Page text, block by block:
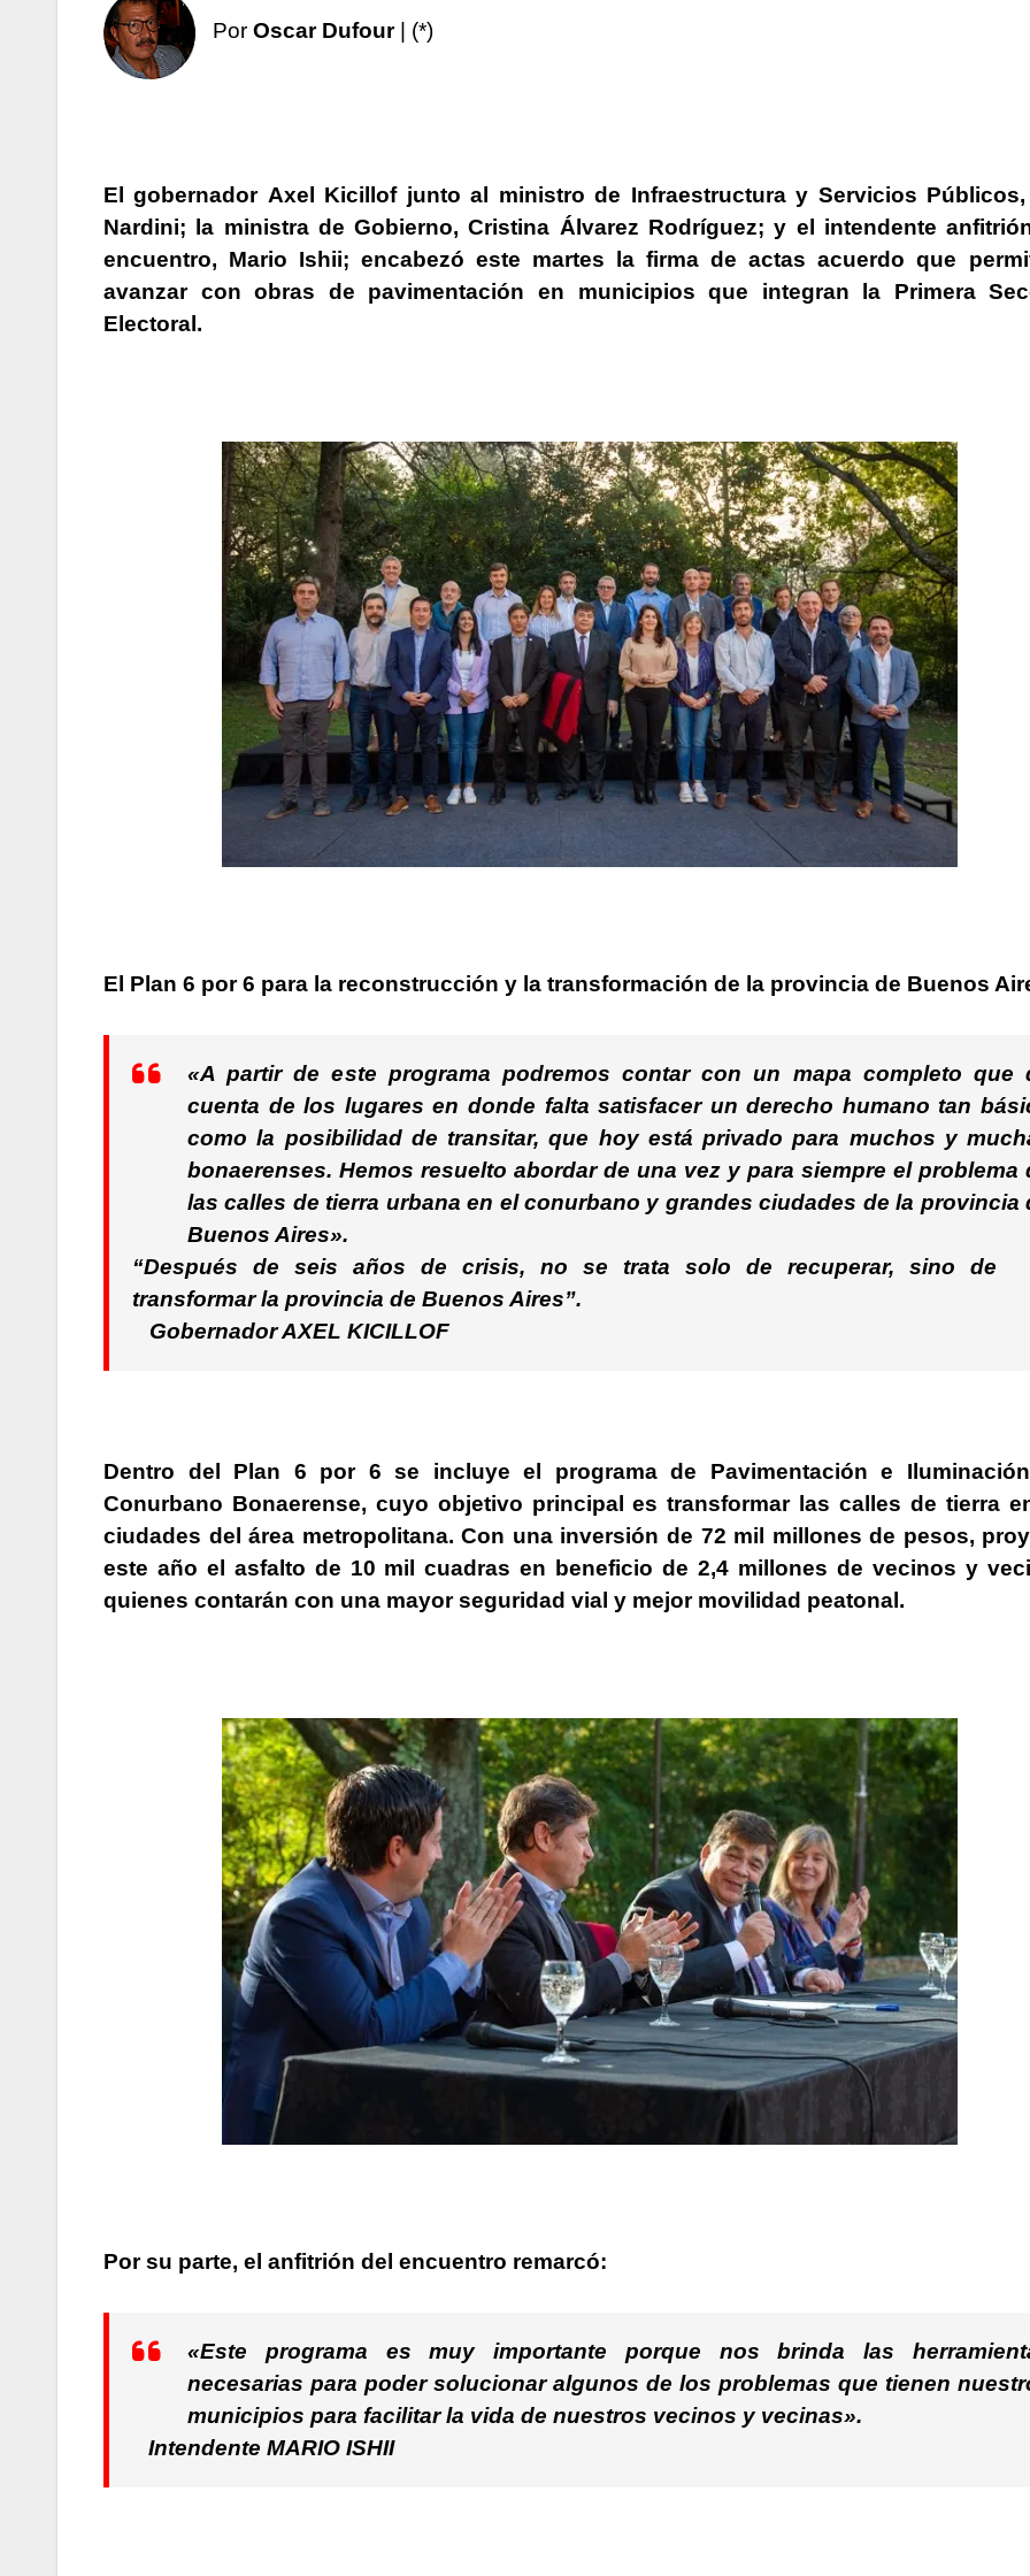
Por Oscar Dufour| (*)
El gobernador Axel Kicillofjunto al ministro de Infraestructura y Servicios
Nardini; la ministra de Gobierno,Cristina Álvarez Rodríguez; y el intendente
encuentro, Mario Ishii; encabezó este martes la firma de actas acuerdo que
avanzar con obras de pavimentación en municipios que integran la Primera
Electoral.
El Plan 6 por 6 para la reconstrucción y la transformación de la provincia de Buenos
«A partir de este programa podremos contar con un mapa completo que
cuenta de los lugares en donde falta satisfacer un derecho humano tan
como la posibilidad de transitar, que hoy está privado para muchos y
bonaerenses. Hemos resuelto abordar de una vez y para siempre el problema
las calles de tierra urbana en el conurbano y grandes ciudades de la provincia
Buenos Aires».
“Después de seis años de crisis, no se trata solo de recuperar, sino de
transformar la provincia de Buenos Aires”.
Gobernador AXEL KICILLOF
Dentro del Plan 6 por 6 se incluye el programa de Pavimentación e
Conurbano Bonaerense, cuyo objetivo principal es transformar las calles de tierra
ciudades del área metropolitana. Con una inversión de 72 mil millones de pesos,
este año el asfalto de 10 mil cuadras en beneficio de 2,4 millones de vecinos y
quienes contarán con una mayor seguridad vial y mejor movilidad peatonal.
Por su parte, el anfitrión del encuentro remarcó:
«Este programa es muy importante porque nos brinda las
necesarias para poder solucionar algunos de los problemas que tienen
municipios para facilitar la vida de nuestros vecinos y vecinas».
Intendente MARIO ISHII